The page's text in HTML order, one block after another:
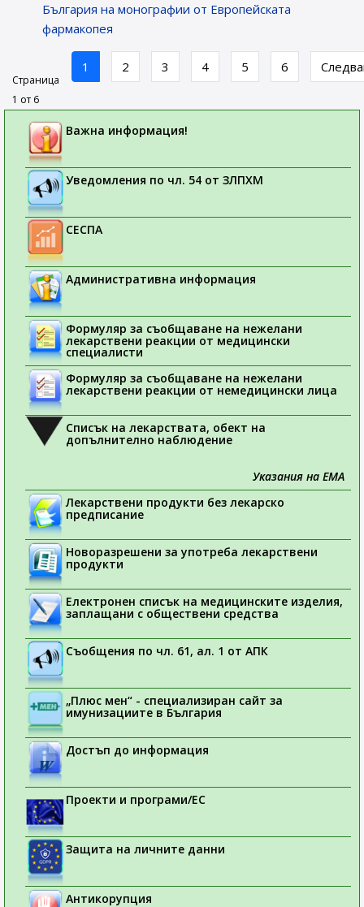
България на монографии от Европейската
фармакопея
Страница
1 от 6
1 2 3 4 5 6
Важна информация!
Уведомления по чл. 54 от ЗЛПХМ
СЕСПА
Административна информация
Формуляр за съобщаване на нежелани
лекарствени реакции от медицински
специалисти
Формуляр за съобщаване на нежелани
лекарствени реакции от немедицински лица
Списък на лекарствата, обект на
допълнително наблюдение
Указания на ЕМА
Лекарствени продукти без лекарско
предписание
Новоразрешени за употреба лекарствени
продукти
Електронен списък на медицинските изделия,
заплащани с обществени средства
Съобщения по чл. 61, ал. 1 от АПК
„Плюс мен“ - специализиран сайт за
имунизациите в България
Достъп до информация
Проекти и програми/ЕС
Защита на личните данни
Антикорупция